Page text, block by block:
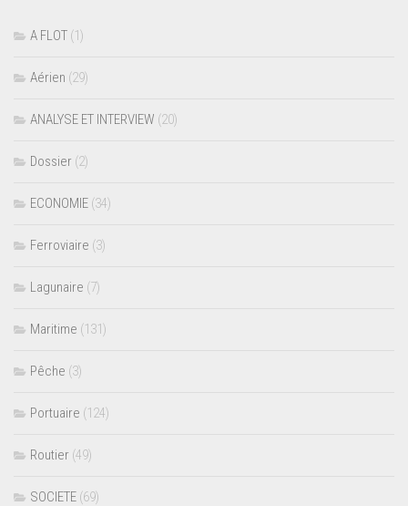
A FLOT (1)
Aérien (29)
ANALYSE ET INTERVIEW (20)
Dossier (2)
ECONOMIE (34)
Ferroviaire (3)
Lagunaire (7)
Maritime (131)
Pêche (3)
Portuaire (124)
Routier (49)
SOCIETE (69)